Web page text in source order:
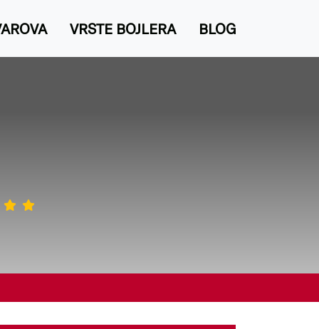
VRSTE BOJLERA BLOG